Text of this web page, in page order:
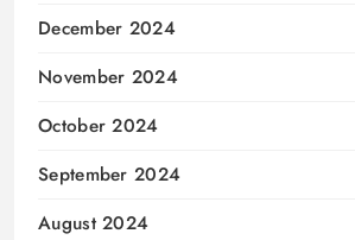
December 2024
November 2024
October 2024
September 2024
August 2024